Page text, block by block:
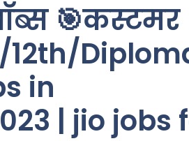
🎯कस्टमर
in
| jio jobs